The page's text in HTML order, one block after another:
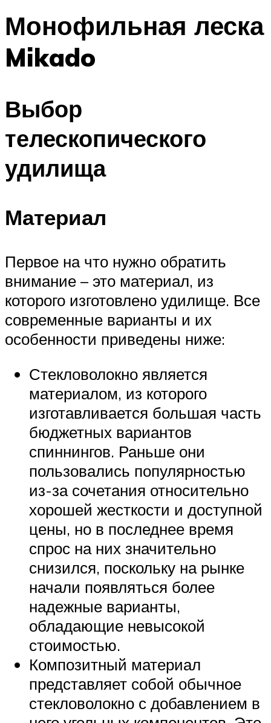
Монофильная леска
Mikado
Выбор
телескопического
удилища
Материал
Первое на что нужно обратить
внимание – это материал, из
которого изготовлено удилище. Все
современные варианты и их
особенности приведены ниже:
Стекловолокно является
материалом, из которого
изготавливается большая часть
бюджетных вариантов
спиннингов. Раньше они
пользовались популярностью
из-за сочетания относительно
хорошей жесткости и доступной
цены, но в последнее время
спрос на них значительно
снизился, поскольку на рынке
начали появляться более
надежные варианты,
обладающие невысокой
стоимостью.
Композитный материал
представляет собой обычное
стекловолокно с добавлением в